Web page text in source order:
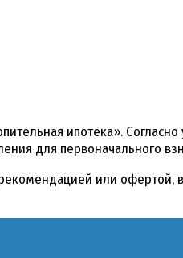
ипотека». Согласно
для первоначального
или офертой,